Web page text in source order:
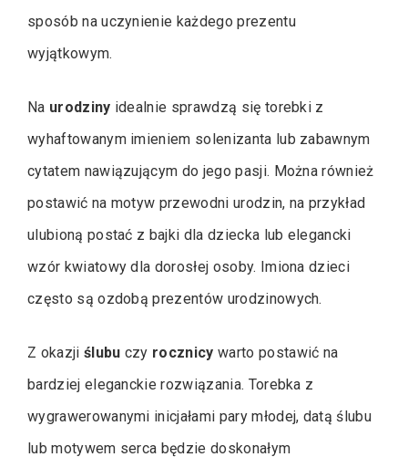
sposób na uczynienie każdego prezentu
wyjątkowym.
Na urodziny idealnie sprawdzą się torebki z
wyhaftowanym imieniem solenizanta lub zabawnym
cytatem nawiązującym do jego pasji. Można również
postawić na motyw przewodni urodzin, na przykład
ulubioną postać z bajki dla dziecka lub elegancki
wzór kwiatowy dla dorosłej osoby. Imiona dzieci
często są ozdobą prezentów urodzinowych.
Z okazji ślubu czy rocznicy warto postawić na
bardziej eleganckie rozwiązania. Torebka z
wygrawerowanymi inicjałami pary młodej, datą ślubu
lub motywem serca będzie doskonałym